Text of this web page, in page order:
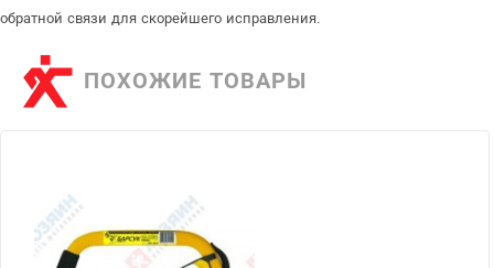
обратной связи для скорейшего исправления.
ПОХОЖИЕ ТОВАРЫ